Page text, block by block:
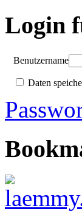
Login
Benutzername
Daten